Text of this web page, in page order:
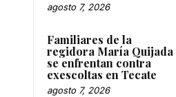
agosto 7, 2026
Familiares de la
regidora María Quijada
se enfrentan contra
exescoltas en Tecate
agosto 7, 2026